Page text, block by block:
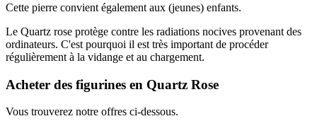
Cette pierre convient également aux (jeunes) enfants.
Le Quartz rose protège contre les radiations nocives provenant des
ordinateurs. C'est pourquoi il est très important de procéder
régulièrement à la vidange et au chargement.
Acheter des figurines en Quartz Rose
Vous trouverez notre offres ci-dessous.